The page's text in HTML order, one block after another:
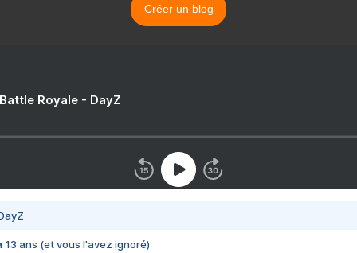
Créer un blog
Royale - DayZ
13 ans (et vous l'avez ignoré)